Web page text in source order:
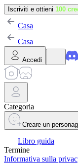
Iscriviti e ottieni 100
Casa
Casa
Accedi
Categoria
Creare un
Libro guida
Termine
Informativa sulla